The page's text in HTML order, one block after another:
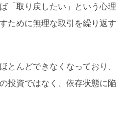
「取り戻したい」という心理
ために無理な取引を繰り返す
とんどできなくなっており、
投資ではなく、依存状態に陥